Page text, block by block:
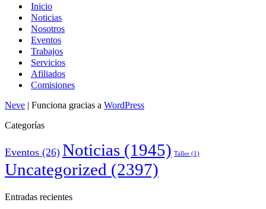
Inicio
Noticias
Nosotros
Eventos
Trabajos
Servicios
Afiliados
Comisiones
Neve | Funciona gracias a WordPress
Categorías
Eventos (26) Noticias (1945) Taller (1)
Uncategorized (2397)
Entradas recientes